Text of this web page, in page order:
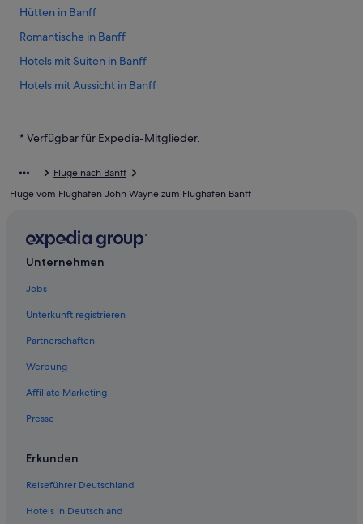
Hütten in Banff
Romantische in Banff
Hotels mit Suiten in Banff
Hotels mit Aussicht in Banff
Ski in Banff
3-Sterne-Hotels in Banff
Hotels nahe Banff Centre for Arts and Creativity
Luxus in Banff
Hotels nahe Fairmont Banff Springs Bowling Centre
Red Carpet Inn Hotels in Banff
Lgbtqia-Freundliche in Banff
* Verfügbar für Expedia-Mitglieder.
Flüge nach Banff
Flüge vom Flughafen John Wayne zum Flughafen Banff
Unternehmen
Jobs
Unterkunft registrieren
Partnerschaften
Werbung
Affiliate Marketing
Presse
Erkunden
Reiseführer Deutschland
Hotels in Deutschland